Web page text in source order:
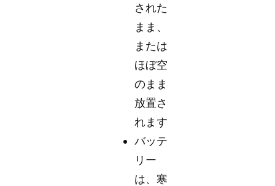
された
まま、
または
ほぼ空
のまま
放置さ
れます
バッテ
リー
は、寒